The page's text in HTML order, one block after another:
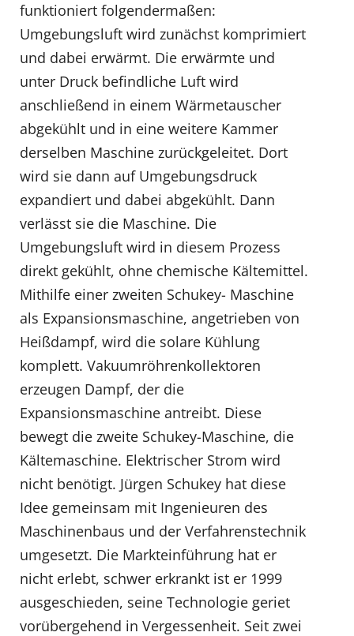
funktioniert folgendermaßen:
Umgebungsluft wird zunächst komprimiert
und dabei erwärmt. Die erwärmte und
unter Druck befindliche Luft wird
anschließend in einem Wärmetauscher
abgekühlt und in eine weitere Kammer
derselben Maschine zurückgeleitet. Dort
wird sie dann auf Umgebungsdruck
expandiert und dabei abgekühlt. Dann
verlässt sie die Maschine. Die
Umgebungsluft wird in diesem Prozess
direkt gekühlt, ohne chemische Kältemittel.
Mithilfe einer zweiten Schukey- Maschine
als Expansionsmaschine, angetrieben von
Heißdampf, wird die solare Kühlung
komplett. Vakuumröhrenkollektoren
erzeugen Dampf, der die
Expansionsmaschine antreibt. Diese
bewegt die zweite Schukey-Maschine, die
Kältemaschine. Elektrischer Strom wird
nicht benötigt. Jürgen Schukey hat diese
Idee gemeinsam mit Ingenieuren des
Maschinenbaus und der Verfahrenstechnik
umgesetzt. Die Markteinführung hat er
nicht erlebt, schwer erkrankt ist er 1999
ausgeschieden, seine Technologie geriet
vorübergehend in Vergessenheit. Seit zwei